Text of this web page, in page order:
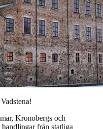
Kronobergs och
från statliga